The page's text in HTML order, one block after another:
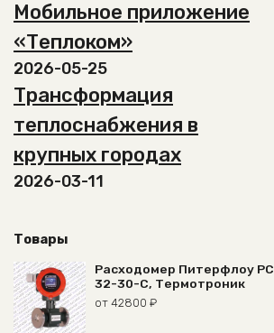
Мобильное приложение
«Теплоком»
2026-05-25
Трансформация
теплоснабжения в
крупных городах
2026-03-11
Товары
Расходомер Питерфлоу РС
32-30-С, Термотроник
от 42800 ₽